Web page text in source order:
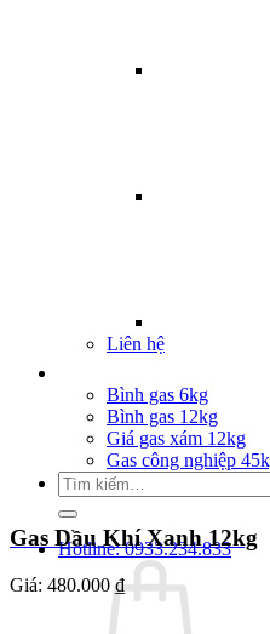
Liên hệ
Bình gas 6kg
Bình gas 12kg
Giá gas xám 12kg
Gas công nghiệp
Tìm
kiếm:
Hotline: 0933.234.833
Gas Dầu Khí Xanh 12kg
Giá: 480.000 ₫